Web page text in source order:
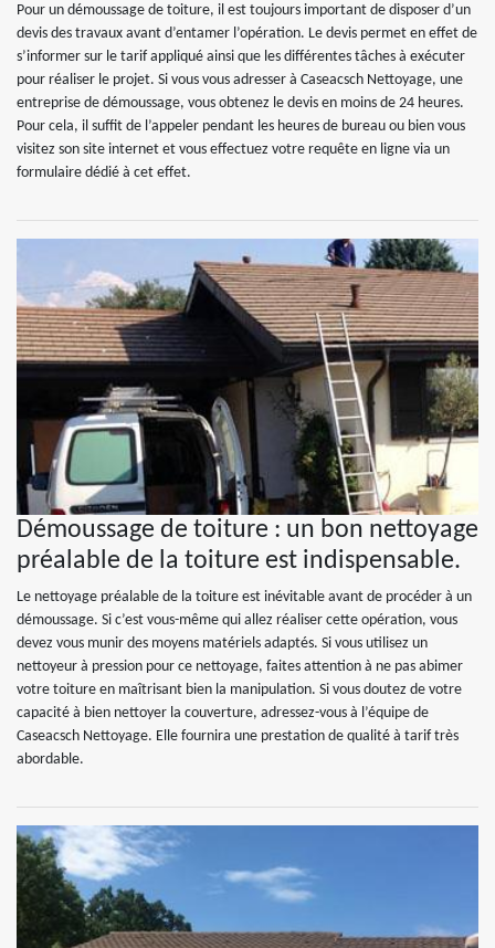
Pour un démoussage de toiture, il est toujours important de disposer d’un
devis des travaux avant d’entamer l’opération. Le devis permet en effet de
s’informer sur le tarif appliqué ainsi que les différentes tâches à exécuter
pour réaliser le projet. Si vous vous adresser à Caseacsch Nettoyage, une
entreprise de démoussage, vous obtenez le devis en moins de 24 heures.
Pour cela, il suffit de l’appeler pendant les heures de bureau ou bien vous
visitez son site internet et vous effectuez votre requête en ligne via un
formulaire dédié à cet effet.
Démoussage de toiture : un bon nettoyage
préalable de la toiture est indispensable.
Le nettoyage préalable de la toiture est inévitable avant de procéder à un
démoussage. Si c’est vous-même qui allez réaliser cette opération, vous
devez vous munir des moyens matériels adaptés. Si vous utilisez un
nettoyeur à pression pour ce nettoyage, faites attention à ne pas abimer
votre toiture en maîtrisant bien la manipulation. Si vous doutez de votre
capacité à bien nettoyer la couverture, adressez-vous à l’équipe de
Caseacsch Nettoyage. Elle fournira une prestation de qualité à tarif très
abordable.